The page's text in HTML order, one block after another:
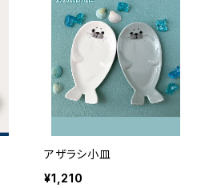
アザラシ小皿
¥1,210